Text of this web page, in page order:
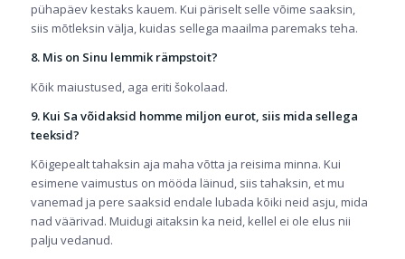
pühapäev kestaks kauem. Kui päriselt selle võime saaksin,
siis mõtleksin välja, kuidas sellega maailma paremaks teha.
8. Mis on Sinu lemmik rämpstoit?
Kõik maiustused, aga eriti šokolaad.
9. Kui Sa võidaksid homme miljon eurot, siis mida sellega
teeksid?
Kõigepealt tahaksin aja maha võtta ja reisima minna. Kui
esimene vaimustus on mööda läinud, siis tahaksin, et mu
vanemad ja pere saaksid endale lubada kõiki neid asju, mida
nad väärivad. Muidugi aitaksin ka neid, kellel ei ole elus nii
palju vedanud.